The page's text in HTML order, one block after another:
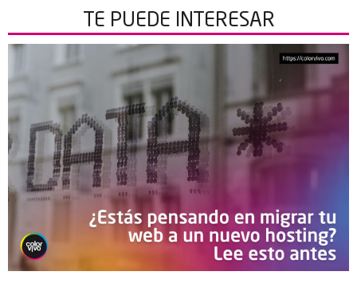
TE PUEDE INTERESAR